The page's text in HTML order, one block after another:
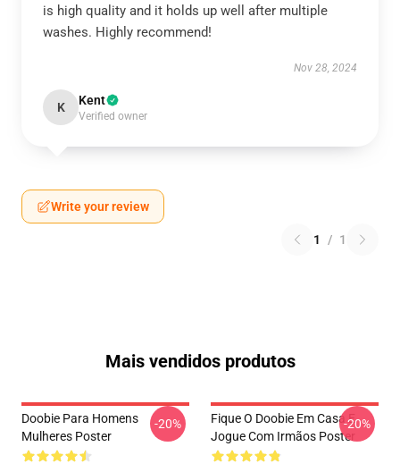
is high quality and it holds up well after multiple
washes. Highly recommend!
Nov 28, 2024
K Kent
Verified owner
Write your review
1 / 1
Mais vendidos produtos
Doobie Para Homens
Mulheres Poster
-20%
Fique O Doobie Em Casa E
Jogue Com Irmãos Poster
-20%